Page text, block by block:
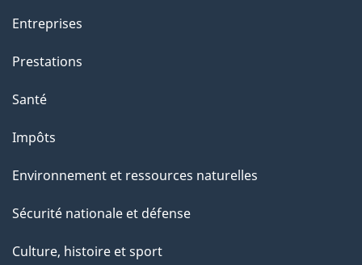
a
g
e
Entreprises
Prestations
Santé
Impôts
Environnement et ressources naturelles
Sécurité nationale et défense
Culture, histoire et sport